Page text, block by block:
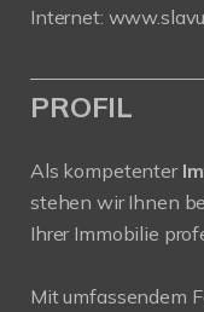
Internet:
PROFIL
Als kompetenter
stehen wir Ihnen
Ihrer Immobilie
Mit umfassendem